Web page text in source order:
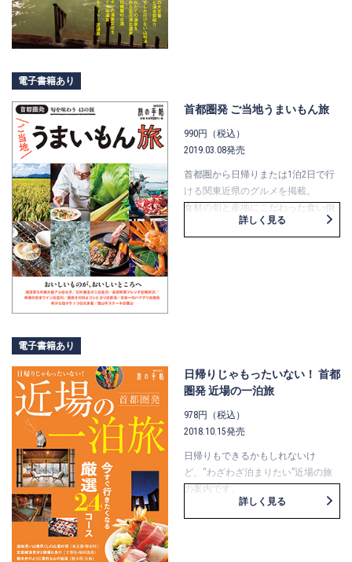
電子書籍あり
首都圏発 ご当地うまいもん旅
990円（税込）
2019.03.08発売
首都圏から日帰りまたは1泊2日で行
ける関東近県のグルメを掲載。
食材の旬と産地にこだわった食い倒
れの旅をコース仕立てにしているほ
か、
詳しく見る
電子書籍あり
日帰りじゃもったいない！ 首都
圏発 近場の一泊旅
978円（税込）
2018.10.15発売
日帰りもできるかもしれないけ
ど、“わざわざ泊まりたい”近場の旅
の案内です。
朝や夜しか見られない絶景、人気の
朝市、地元酒場巡り、アートな宿な
詳しく見る